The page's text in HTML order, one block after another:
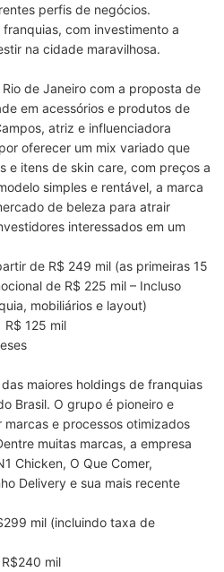
perfis de negócios.
com investimento a
na cidade maravilhosa.
de Janeiro com a proposta de
em acessórios e produtos de
atriz e influenciadora
oferecer um mix variado que
e itens de skin care, com preços a
simples e rentável, a marca
de beleza para atrair
interessados em um
de R$ 249 mil (as primeiras 15
de R$ 225 mil – Incluso
mobiliários e layout)
125 mil
maiores holdings de franquias
Brasil. O grupo é pioneiro e
e processos otimizados
muitas marcas, a empresa
Chicken, O Que Comer,
Delivery e sua mais recente
mil (incluindo taxa de
mil